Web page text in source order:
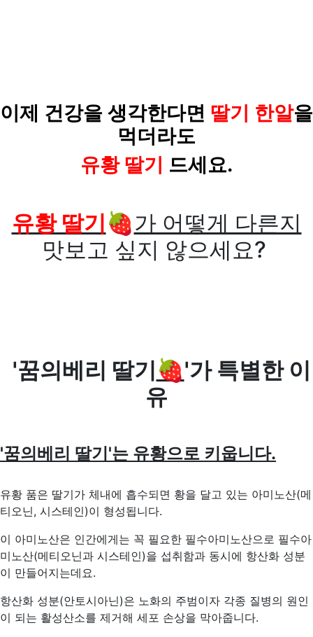
이제 건강을 생각한다면 딸기 한알을
먹더라도
유황 딸기 드세요.
유황 딸기🍓가 어떻게 다른지
맛보고 싶지 않으세요?
'꿈의베리 딸기🍓'가 특별한 이
유
'꿈의베리 딸기'는 유황으로 키웁니다.
유황 품은 딸기가 체내에 흡수되면 황을 달고 있는 아미노산(메
티오닌, 시스테인)이 형성됩니다.
이 아미노산은 인간에게는 꼭 필요한 필수아미노산으로 필수아
미노산(메티오닌과 시스테인)을 섭취함과 동시에 항산화 성분
이 만들어지는데요.
항산화 성분(안토시아닌)은 노화의 주범이자 각종 질병의 원인
이 되는 활성산소를 제거해 세포 손상을 막아줍니다.